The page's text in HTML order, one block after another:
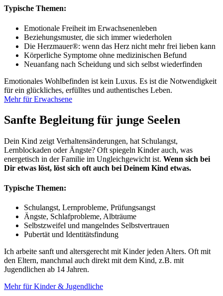
Typische Themen:
Emotionale Freiheit im Erwachsenenleben
Beziehungsmuster, die sich immer wiederholen
Die Herzmauer®: wenn das Herz nicht mehr frei lieben kann
Körperliche Symptome ohne medizinischen Befund
Neuanfang nach Scheidung und sich selbst wiederfinden
Emotionales Wohlbefinden ist kein Luxus. Es ist die Notwendigkeit
für ein glückliches, erfülltes und authentisches Leben.
Mehr für Erwachsene
Sanfte Begleitung für junge Seelen
Dein Kind zeigt Verhaltensänderungen, hat Schulangst,
Lernblockaden oder Ängste? Oft spiegeln Kinder auch, was
energetisch in der Familie im Ungleichgewicht ist. Wenn sich bei
Dir etwas löst, löst sich oft auch bei Deinem Kind etwas.
Typische Themen:
Schulangst, Lernprobleme, Prüfungsangst
Ängste, Schlafprobleme, Albträume
Selbstzweifel und mangelndes Selbstvertrauen
Pubertät und Identitätsfindung
Ich arbeite sanft und altersgerecht mit Kinder jeden Alters. Oft mit
den Eltern, manchmal auch direkt mit dem Kind, z.B. mit
Jugendlichen ab 14 Jahren.
Mehr für Kinder & Jugendliche